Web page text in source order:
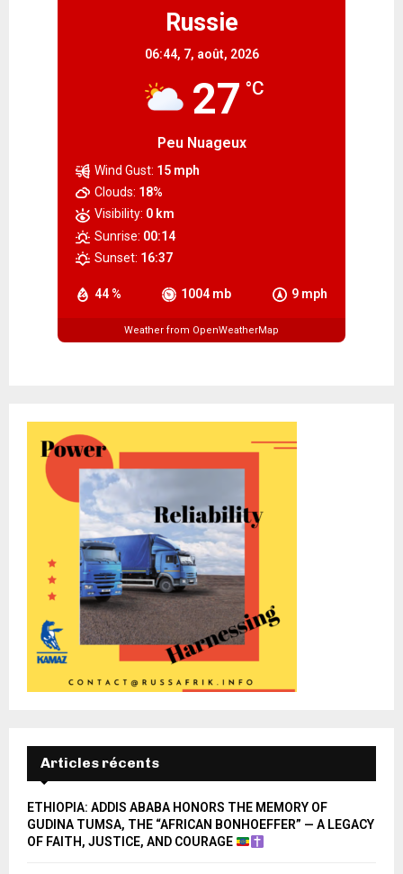
Russie
06:44, 7, août, 2026
27 °C
Peu Nuageux
44 % 1004 mb 9 mph
Wind Gust: 15 mph
Clouds: 18%
Visibility: 0 km
Sunrise: 00:14
Sunset: 16:37
Weather from OpenWeatherMap
Articles récents
ETHIOPIA: ADDIS ABABA HONORS THE MEMORY OF
GUDINA TUMSA, THE “AFRICAN BONHOEFFER” — A LEGACY
OF FAITH, JUSTICE, AND COURAGE